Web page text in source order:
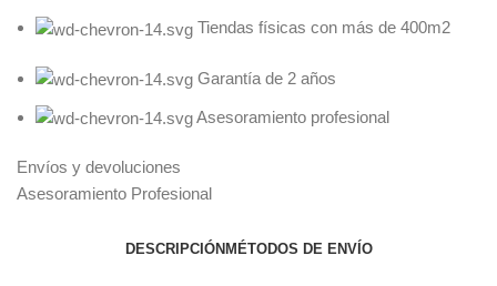
Tiendas físicas con más de 400m2
Garantía de 2 años
Asesoramiento profesional
Envíos y devoluciones
Asesoramiento Profesional
DESCRIPCIÓNMÉTODOS DE ENVÍO